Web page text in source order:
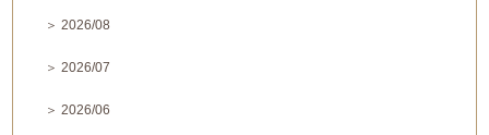
＞ 2026/08
＞ 2026/07
＞ 2026/06